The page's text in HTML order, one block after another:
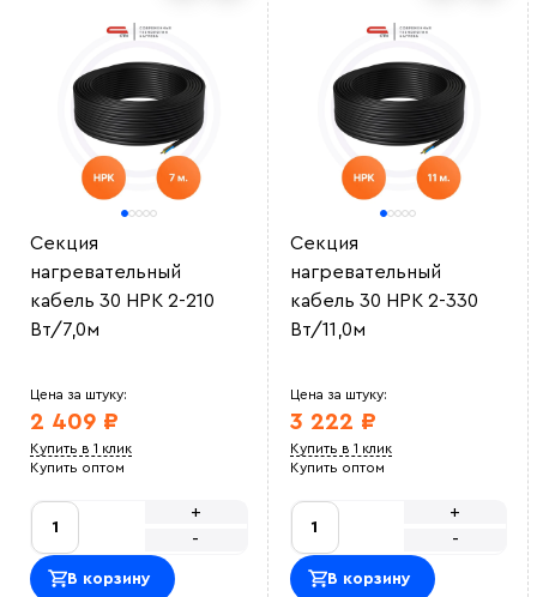
Секция
нагревательный
кабель 30 НРК 2-210
Вт/7,0м
Цена за штуку:
2 409 ₽
Купить в 1 клик
Купить оптом
-
+
В корзину
Секция
нагревательный
кабель 30 НРК 2-330
Вт/11,0м
Цена за штуку:
3 222 ₽
Купить в 1 клик
Купить оптом
-
+
В корзину